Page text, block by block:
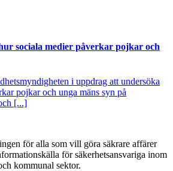
sociala medier påverkar pojkar och
i uppdrag att undersöka
pojkar och unga mäns syn på
[...]
för alla som vill göra säkrare affärer
för säkerhets­ansvariga inom
kommunal sektor.